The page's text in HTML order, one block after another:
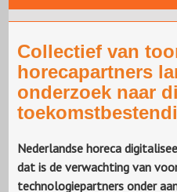
Collectief van
horecapartners
onderzoek naar
Nederlandse horeca
dat is de verwachting van
technologiepartners onder